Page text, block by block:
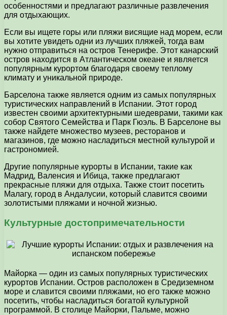
особенностями и предлагают различные развлечения
для отдыхающих.
Если вы ищете горы или пляжи висящие над морем, если
вы хотите увидеть одни из лучших пляжей, тогда вам
нужно отправиться на остров Тенерифе. Этот канарский
остров находится в Атлантическом океане и является
популярным курортом благодаря своему теплому
климату и уникальной природе.
Барселона также является одним из самых популярных
туристических направлений в Испании. Этот город
известен своими архитектурными шедеврами, такими как
собор Святого Семейства и Парк Гюэль. В Барселоне вы
также найдете множество музеев, ресторанов и
магазинов, где можно насладиться местной культурой и
гастрономией.
Другие популярные курорты в Испании, такие как
Мадрид, Валенсия и Ибица, также предлагают
прекрасные пляжи для отдыха. Также стоит посетить
Малагу, город в Андалусии, который славится своими
золотистыми пляжами и ночной жизнью.
Культурные достопримечательности
Майорка — один из самых популярных туристических
курортов Испании. Остров расположен в Средиземном
море и славится своими пляжами, но его также можно
посетить, чтобы насладиться богатой культурной
программой. В столице Майорки, Пальме, можно